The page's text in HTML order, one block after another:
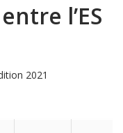
l’ES
2021